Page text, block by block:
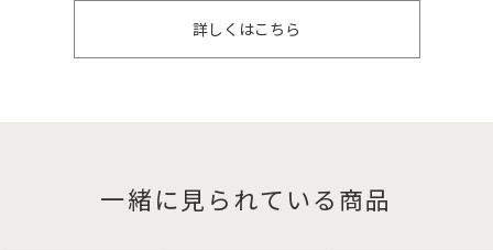
詳しくはこちら
一緒に見られている商品